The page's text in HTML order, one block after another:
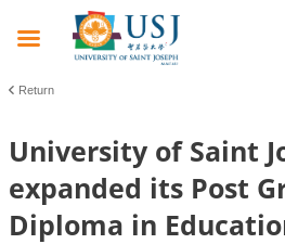
Return
University of Saint
expanded its Post
Diploma in